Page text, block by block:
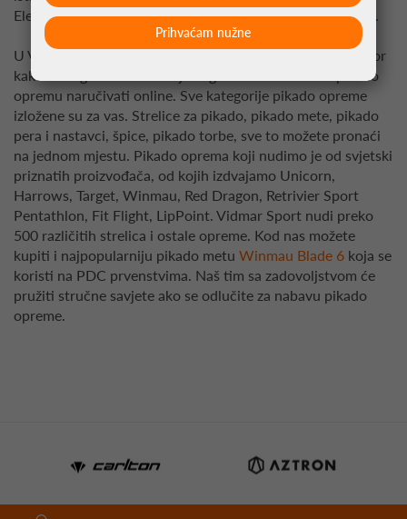
Elektronski pikado i pribor dostupni su na jednom mjestu.
U Vidmar Sport web trgovini naći ćete sav potreban pribor
kako bi zaigrali ovu zanimljivu igru. Više ne trebate pikado
opremu naručivati online. Sve kategorije pikado opreme
izložene su za vas. Strelice za pikado, pikado mete, pikado
pera i nastavci, špice, pikado torbe, sve to možete pronaći
na jednom mjestu. Pikado oprema koji nudimo je od svjetski
priznatih proizvođača, od kojih izdvajamo Unicorn,
Harrows, Target, Winmau, Red Dragon, Retrivier Sport
Pentathlon, Fit Flight, LipPoint. Vidmar Sport nudi preko
500 različitih strelica i ostale opreme. Kod nas možete
kupiti i najpopularniju pikado metu Winmau Blade 6 koja se
koristi na PDC prvenstvima. Naš tim sa zadovoljstvom će
pružiti stručne savjete ako se odlučite za nabavu pikado
opreme.
Prihvaćam nužne